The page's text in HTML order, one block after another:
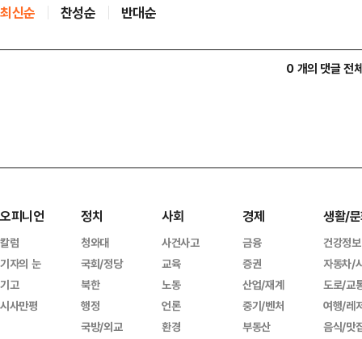
최신순 찬성순 반대순
0 개의 댓글 전
오피니언
칼럼
기자의 눈
기고
시사만평
정치
청와대
국회/정당
북한
행정
국방/외교
사회
사건사고
교육
노동
언론
환경
경제
금융
증권
산업/재계
중기/벤처
부동산
생활/
건강정보
자동차/
도로/교
여행/레
음식/맛